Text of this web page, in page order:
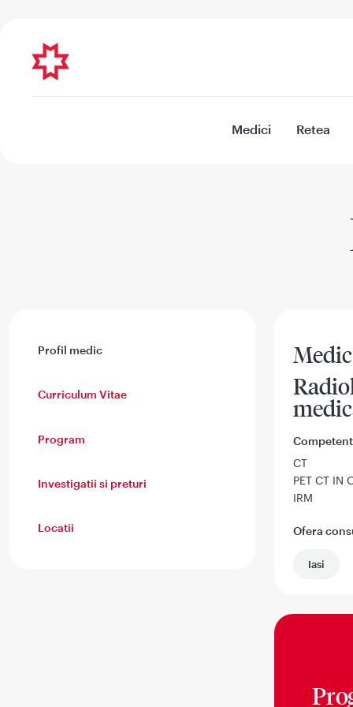
Medici Retea
Profil medic
Curriculum Vitae
Program
Investigatii si preturi
Locatii
CT
PET CT IN
IRM
Ofera
Iasi